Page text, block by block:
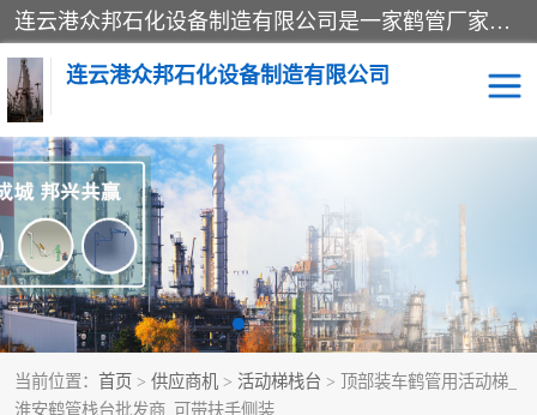
连云港众邦石化设备制造有限公司是一家鹤管厂家主营：鹤管、装车鹤管等，是致力于石油、石化等流体装卸设备(主要产品如鹤管、输油臂、脱缆钩等)的咨询、设计、制造、检测、安装指导、系统调试、维修维护等业务的公司。
连云港众邦石化设备制造有限公司
当前位置： 首页 > 供应商机 > 活动梯栈台 > 顶部装车鹤管用活动梯_
淮安鹤管栈台批发商_可带扶手侧装
鹤管 顶部装卸鹤管
底部装卸鹤管 LNG低温鹤管
液氨鹤管 液化气鹤管
鹤管配件 活动梯栈台